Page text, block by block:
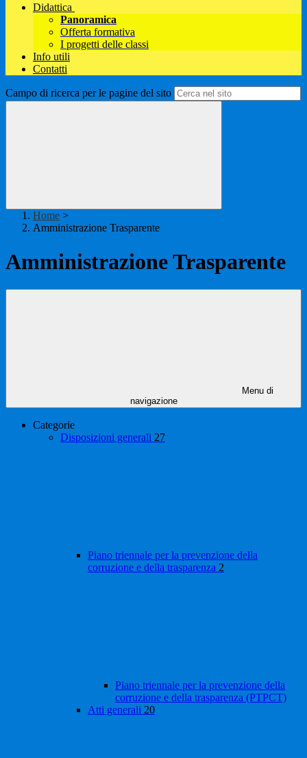
Didattica
Panoramica
Offerta formativa
I progetti delle classi
Info utili
Contatti
Campo di ricerca per le pagine del sito
Home >
Amministrazione Trasparente
Amministrazione Trasparente
Menu di
navigazione
Categorie
Disposizioni generali 27
Piano triennale per la prevenzione della
corruzione e della trasparenza 2
Piano triennale per la prevenzione della
corruzione e della trasparenza (PTPCT)
Atti generali 20